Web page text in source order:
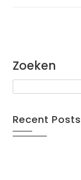
Zoeken
Recent Posts